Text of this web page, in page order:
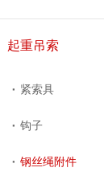
起重吊索
紧索具
钩子
钢丝绳附件